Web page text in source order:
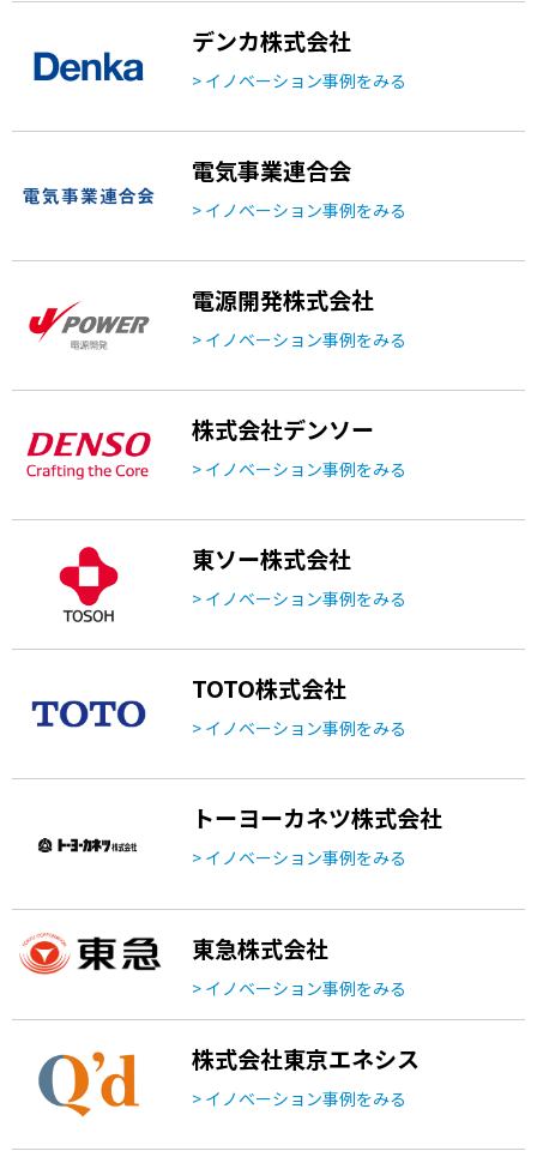
デンカ株式会社
> イノベーション事例をみる
電気事業連合会
> イノベーション事例をみる
電源開発株式会社
> イノベーション事例をみる
株式会社デンソー
> イノベーション事例をみる
東ソー株式会社
> イノベーション事例をみる
TOTO株式会社
> イノベーション事例をみる
トーヨーカネツ株式会社
> イノベーション事例をみる
東急株式会社
> イノベーション事例をみる
株式会社東京エネシス
> イノベーション事例をみる